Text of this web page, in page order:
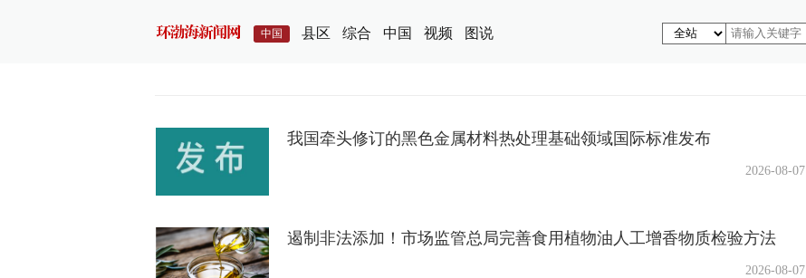
中国 县区 综合 中国 视频 图说
我国牵头修订的黑色金属材料热处理基础领域国际标准发布
2026-08-07
遏制非法添加！市场监管总局完善食用植物油人工增香物质检验方法
2026-08-07